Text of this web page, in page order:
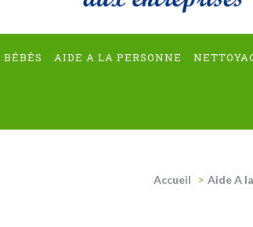
BÉBÉS AIDE A LA PERSONNE
Accueil > Aide A